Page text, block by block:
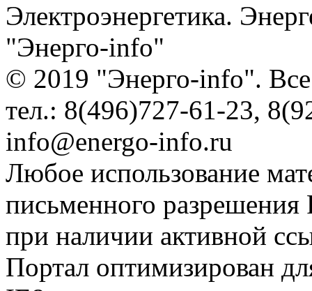
Электроэнергетика.
"Энерго-info"
© 2019 "Энерго-info".
тел.: 8(496)727-61-23,
info@energo-info.ru
Любое использование
письменного разрешения
при наличии активной
Портал оптимизирован